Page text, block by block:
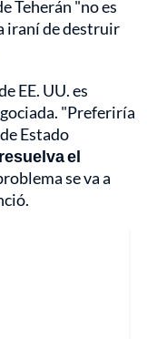
Teherán "no es
iraní de destruir
EE. UU. es
"Preferiría
Estado
el
se va a